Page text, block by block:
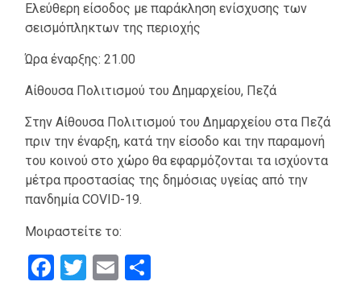
Ελεύθερη είσοδος με παράκληση ενίσχυσης των
σεισμόπληκτων της περιοχής
Ώρα έναρξης: 21.00
Αίθουσα Πολιτισμού του Δημαρχείου, Πεζά
Στην Αίθουσα Πολιτισμού του Δημαρχείου στα Πεζά
πριν την έναρξη, κατά την είσοδο και την παραμονή
του κοινού στο χώρο θα εφαρμόζονται τα ισχύοντα
μέτρα προστασίας της δημόσιας υγείας από την
πανδημία COVID-19.
Μοιραστείτε το:
Facebook
Twitter
Email